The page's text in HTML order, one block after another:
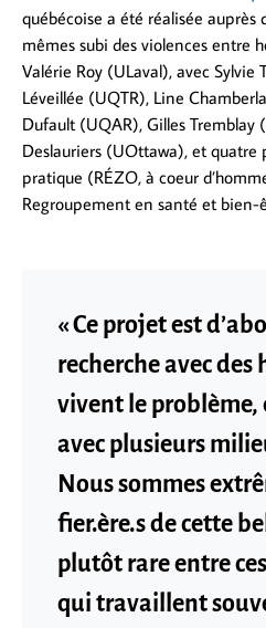
québécoise a été réalisée
mêmes subi des violences entre
Valérie Roy (ULaval), avec
Léveillée (UQTR), Line
Dufault (UQAR), Gilles Tremblay
Deslauriers (UOttawa), et quatre
pratique (RÉZO, à coeur
Regroupement en santé et bien-
« Ce projet est
recherche avec des
vivent le
avec plusieurs
Nous sommes
fier.ère.s de cette
plutôt rare entre
qui travaillent